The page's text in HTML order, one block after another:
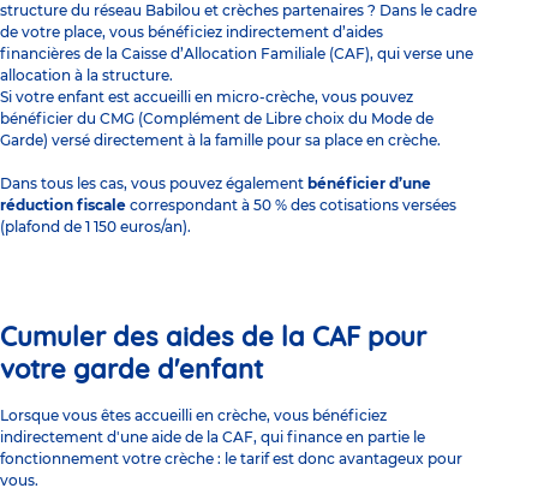
structure du réseau Babilou et crèches partenaires ? Dans le cadre
de votre place, vous bénéficiez indirectement d’aides
financières de la Caisse d’Allocation Familiale (CAF), qui verse une
allocation à la structure.
Si votre enfant est accueilli en micro-crèche, vous pouvez
bénéficier du CMG (Complément de Libre choix du Mode de
Garde) versé directement à la famille pour sa place en crèche.
Dans tous les cas, vous pouvez également bénéficier d’une
réduction fiscale correspondant à 50 % des cotisations versées
(plafond de 1 150 euros/an).
Cumuler des aides de la CAF pour
votre garde d'enfant
Lorsque vous êtes accueilli en crèche, vous bénéficiez
indirectement d'une aide de la CAF, qui finance en partie le
fonctionnement votre crèche : le tarifest donc avantageux pour
vous.